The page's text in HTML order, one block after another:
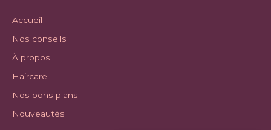
Accueil
Nos conseils
À propos
Haircare
Nos bons plans
Nouveautés